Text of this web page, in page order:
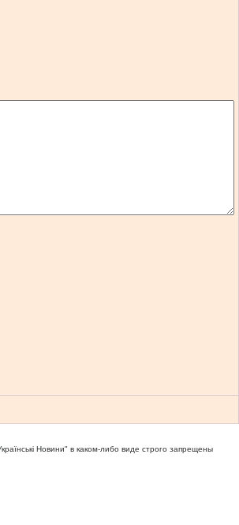
Новини" в каком-либо виде строго запрещены